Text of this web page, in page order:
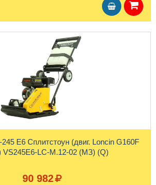
E6 Сплитстоун (двиг. Loncin G160F
VS245Е6-LC-М.12-02 (МЗ) (Q)
90 982